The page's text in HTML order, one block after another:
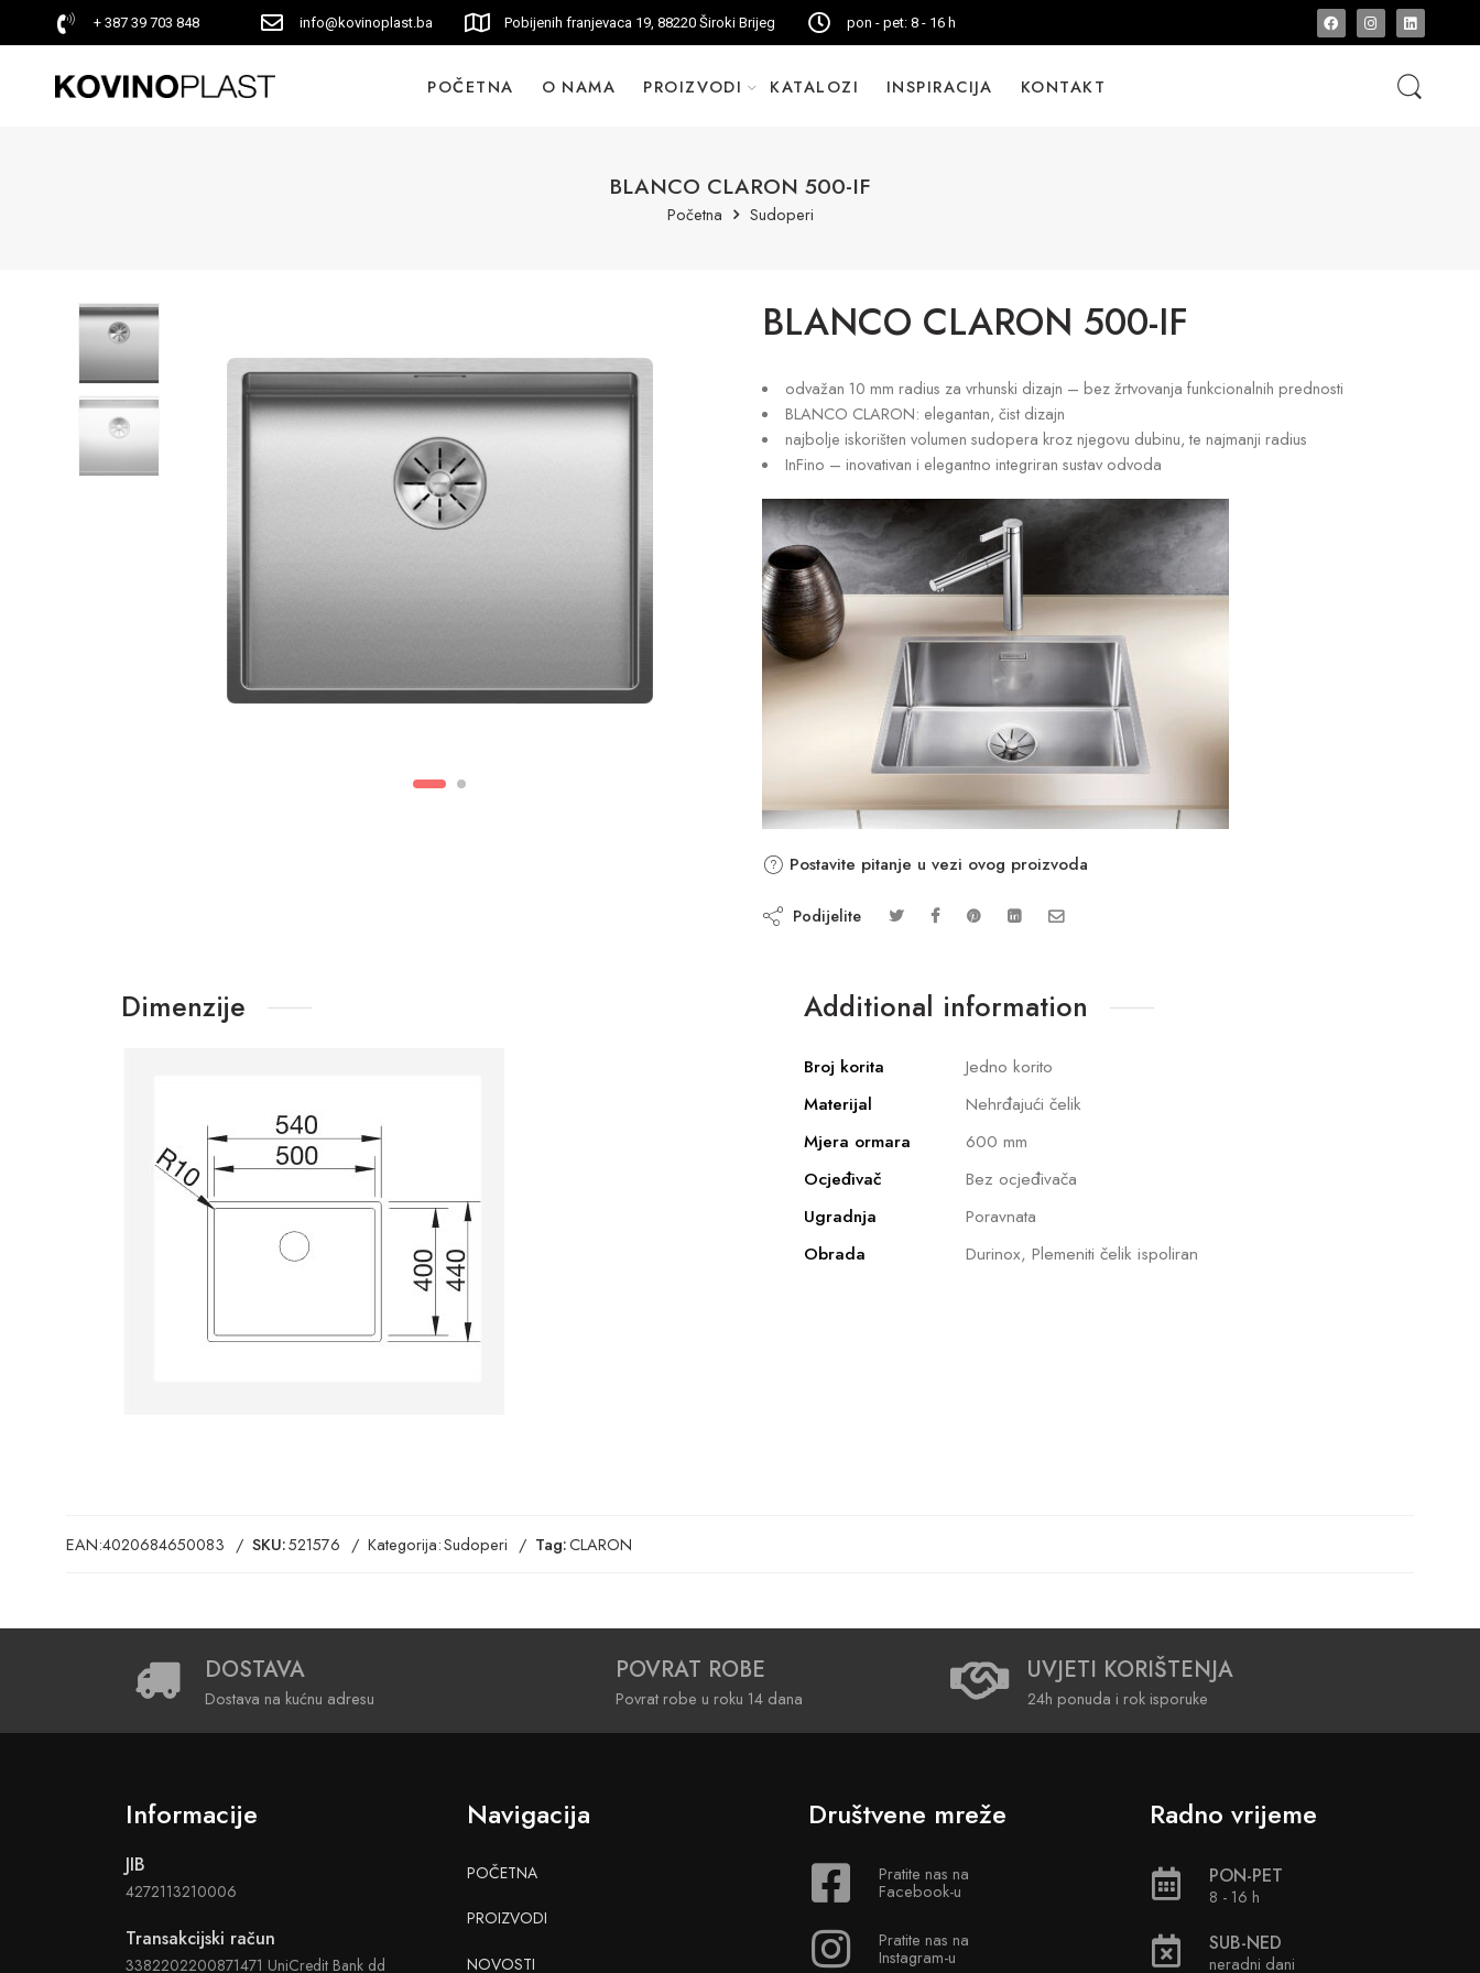
+ 387 39 703 848 info@kovinoplast.ba Pobijenih franjevaca 19, 88220 Široki Brijeg pon - pet: 8 - 16 h
POČETNA O NAMA PROIZVODI KATALOZI INSPIRACIJA KONTAKT
BLANCO CLARON 500-IF
Početna Sudoperi
BLANCO CLARON 500-IF
odvažan 10 mm radius za vrhunski dizajn – bez žrtvovanja funkcionalnih prednosti
BLANCO CLARON: elegantan, čist dizajn
najbolje iskorišten volumen sudopera kroz njegovu dubinu, te najmanji radius
InFino – inovativan i elegantno integriran sustav odvoda
Postavite pitanje u vezi ovog proizvoda
Podijelite
Dimenzije Additional information
Broj korita
Jedno korito
Materijal
Nehrđajući čelik
Mjera ormara
600 mm
Ocjeđivač
Bez ocjeđivača
Ugradnja
Poravnata
Obrada
Durinox, Plemeniti čelik ispoliran
EAN:4020684650083 SKU:521576 Kategorija:Sudoperi Tag:CLARON
DOSTAVA
Dostava na kućnu adresu
POVRAT ROBE
Povrat robe u roku 14 dana
UVJETI KORIŠTENJA
24h ponuda i rok isporuke
Informacije
JIB
4272113210006
Transakcijski račun
3382202200871471 UniCredit Bank dd
Navigacija
POČETNA
PROIZVODI
NOVOSTI
Društvene mreže
Pratite nas na
Facebook-u
Pratite nas na
Instagram-u
Radno vrijeme
PON-PET
8 - 16 h
SUB-NED
neradni dani